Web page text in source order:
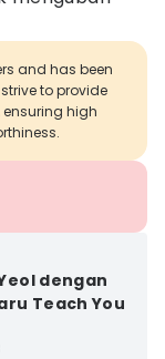
and has been
to provide
high
dengan
Teach You